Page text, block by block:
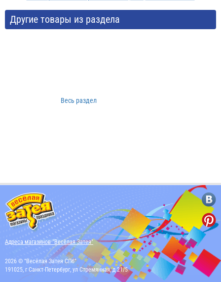
Другие товары из раздела
Весь раздел
Адреса магазинов "Весёлая Затея"
2026 © "Весёлая Затея СПб"
191025, г Санкт-Петербург, ул Стремянная, д 21/5